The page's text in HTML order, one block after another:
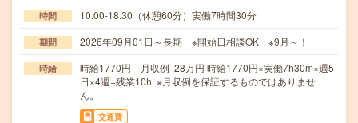
時間 10:00-18:30（休憩60分）実働7時間30分
期間 2026年09月01日～長期 ※開始日相談OK ※9月～！
時給
時給1770円 月収例 28万円 時給1770円×実働7h30m×週5
日×4週+残業10h ※月収例を保証するものではありませ
ん。
交通費